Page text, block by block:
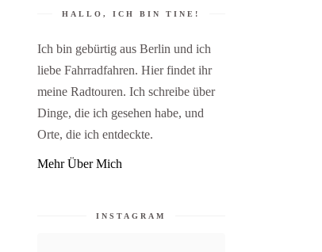
HALLO, ICH BIN TINE!
Ich bin gebürtig aus Berlin und ich
liebe Fahrradfahren. Hier findet ihr
meine Radtouren. Ich schreibe über
Dinge, die ich gesehen habe, und
Orte, die ich entdeckte.
Mehr Über Mich
INSTAGRAM